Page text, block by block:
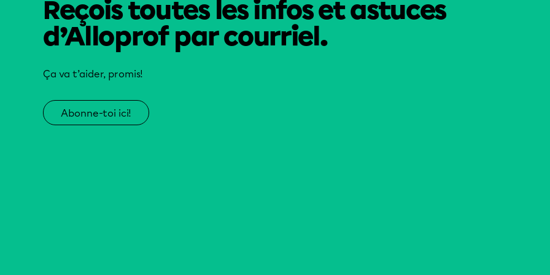
Reçois toutes les infos et astuces
d’Alloprof par courriel.
Ça va t’aider, promis!
Abonne-toi ici!